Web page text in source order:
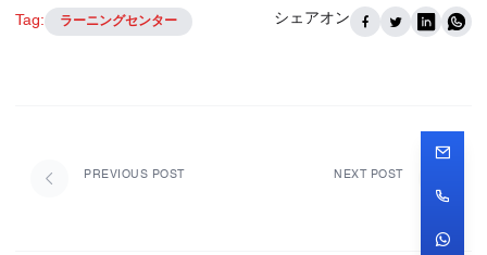
Tag: ラーニングセンター シェアオン
PREVIOUS POST NEXT POST